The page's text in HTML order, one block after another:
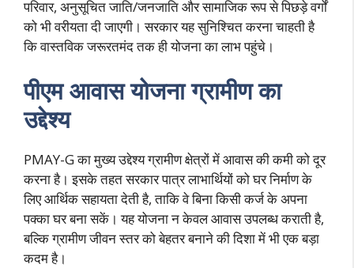
परिवार, अनुसूचित जाति/जनजाति और सामाजिक रूप से पिछड़े वर्गों
को भी वरीयता दी जाएगी। सरकार यह सुनिश्चित करना चाहती है
कि वास्तविक जरूरतमंद तक ही योजना का लाभ पहुंचे।
पीएम आवास योजना ग्रामीण का
उद्देश्य
PMAY-G का मुख्य उद्देश्य ग्रामीण क्षेत्रों में आवास की कमी को दूर
करना है। इसके तहत सरकार पात्र लाभार्थियों को घर निर्माण के
लिए आर्थिक सहायता देती है, ताकि वे बिना किसी कर्ज के अपना
पक्का घर बना सकें। यह योजना न केवल आवास उपलब्ध कराती है,
बल्कि ग्रामीण जीवन स्तर को बेहतर बनाने की दिशा में भी एक बड़ा
कदम है।